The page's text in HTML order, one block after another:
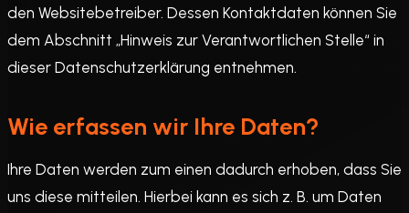
den Websitebetreiber. Dessen Kontaktdaten können Sie
dem Abschnitt „Hinweis zur Verantwortlichen Stelle“ in
dieser Datenschutzerklärung entnehmen.
Wie erfassen wir Ihre Daten?
Ihre Daten werden zum einen dadurch erhoben, dass Sie
uns diese mitteilen. Hierbei kann es sich z. B. um Daten